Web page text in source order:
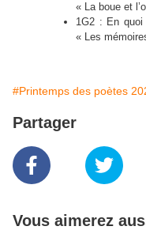
« La boue et
1G2 : En quoi
« Les
#Printemps des poètes
Partager
Vous aimerez